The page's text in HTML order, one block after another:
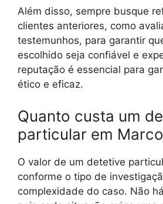
Além disso, sempre busque
clientes anteriores, como
testemunhos, para garantir
escolhido seja confiável e
reputação é essencial para
ético e eficaz.
Quanto custa um
particular em Marco
O valor de um detetive
conforme o tipo de
complexidade do caso. Não